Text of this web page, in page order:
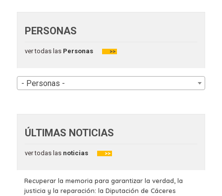
PERSONAS
ver todas lasPersonas >>
- Personas -
ÚLTIMAS NOTICIAS
ver todas lasnoticias >>
Recuperar la memoria para garantizar la verdad, la
justicia y la reparación: la Diputación de Cáceres